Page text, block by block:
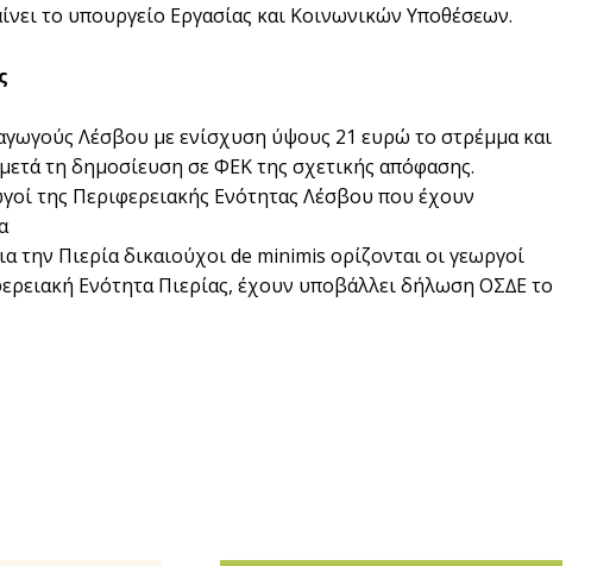
το υπουργείο Εργασίας και Κοινωνικών Υποθέσεων.
Λέσβου µε ενίσχυση ύψους 21 ευρώ το στρέµµα και
τη δηµοσίευση σε ΦΕΚ της σχετικής απόφασης.
της Περιφερειακής Ενότητας Λέσβου που έχουν
την Πιερία δικαιούχοι de minimis ορίζονται οι γεωργοί
Ενότητα Πιερίας, έχουν υποβάλλει δήλωση ΟΣ∆Ε το